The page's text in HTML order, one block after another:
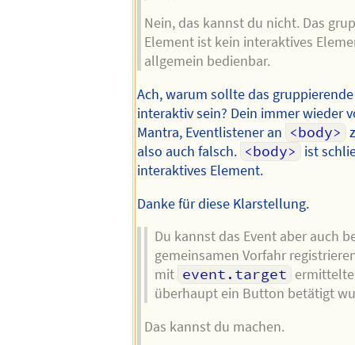
Nein, das kannst du nicht. Das
Element ist kein interaktives
allgemein bedienbar.
Ach, warum sollte das
interaktiv sein? Dein immer wieder
Mantra, Eventlistener an <body>
also auch falsch. <body> ist
interaktives Element.
Danke für diese Klarstellung.
Du kannst das Event aber auch
gemeinsamen Vorfahr
mit event.target
überhaupt ein Button betätigt
Das kannst du machen.